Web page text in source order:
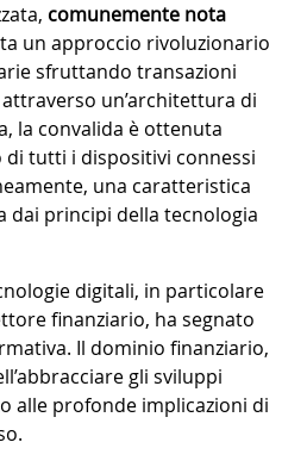
comunemente nota
un approccio rivoluzionario
sfruttando transazioni
un’architettura di
la convalida è ottenuta
tutti i dispositivi connessi
una caratteristica
dai principi della tecnologia
digitali, in particolare
finanziario, ha segnato
Il dominio finanziario,
gli sviluppi
alle profonde implicazioni di